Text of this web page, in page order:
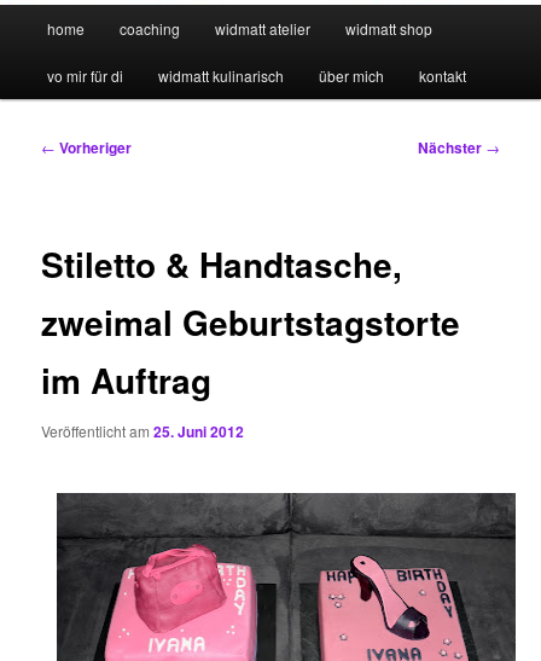
home coaching widmatt atelier widmatt shop
vo mir für di widmatt kulinarisch über mich kontakt
Beitragsnavigation
← Vorheriger Nächster →
Stiletto & Handtasche,
zweimal Geburtstagstorte
im Auftrag
Veröffentlicht am25. Juni 2012